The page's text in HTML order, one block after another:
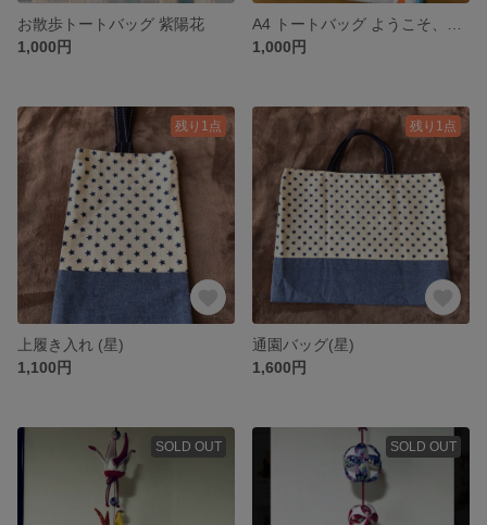
お散歩トートバッグ 紫陽花
1,000円
1,000円
残り1点
上履き入れ (星)
1,100円
残り1点
通園バッグ(星)
1,600円
SOLD OUT SOLD OUT